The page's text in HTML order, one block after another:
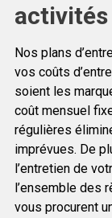
activités
Nos plans
vos coûts
soient les
coût mensuel
régulières
imprévues. De
l’entretien de
l’ensemble des
vous procurent